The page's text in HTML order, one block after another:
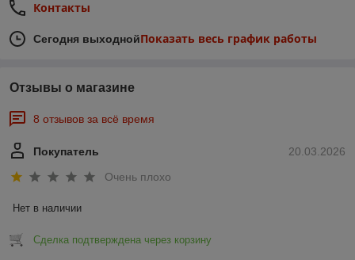
Контакты
Сегодня выходнойПоказать весь график работы
Отзывы о магазине
8 отзывов за всё время
20.03.2026
Покупатель
Очень плохо
Нет в наличии
Сделка подтверждена через корзину